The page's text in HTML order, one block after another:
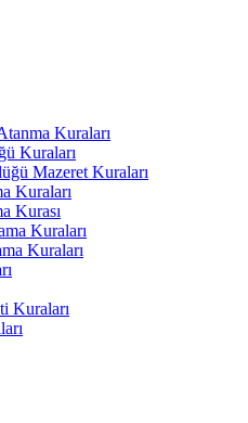
Kuraları
Kuraları
Mazeret Kuraları
Kuraları
Kurası
Kuraları
Kuraları
Kuraları